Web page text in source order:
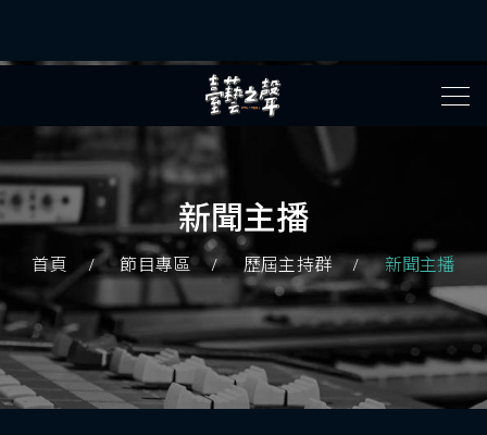
新聞主播
首頁 節目專區 歷屆主持群 新聞主播